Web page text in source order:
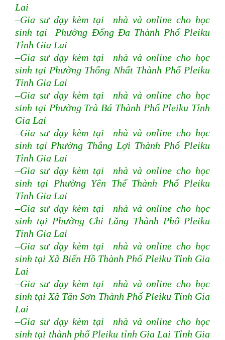
Lai
–Gia sư dạy kèm tại nhà và online cho học
sinh tại Phường Đống Đa Thành Phố Pleiku
Tỉnh Gia Lai
–Gia sư dạy kèm tại nhà và online cho học
sinh tại Phường Thống Nhất Thành Phố Pleiku
Tỉnh Gia Lai
–Gia sư dạy kèm tại nhà và online cho học
sinh tại Phường Trà Bá Thành Phố Pleiku Tỉnh
Gia Lai
–Gia sư dạy kèm tại nhà và online cho học
sinh tại Phường Thắng Lợi Thành Phố Pleiku
Tỉnh Gia Lai
–Gia sư dạy kèm tại nhà và online cho học
sinh tại Phường Yên Thế Thành Phố Pleiku
Tỉnh Gia Lai
–Gia sư dạy kèm tại nhà và online cho học
sinh tại Phường Chi Lăng Thành Phố Pleiku
Tỉnh Gia Lai
–Gia sư dạy kèm tại nhà và online cho học
sinh tại Xã Biển Hồ Thành Phố Pleiku Tỉnh Gia
Lai
–Gia sư dạy kèm tại nhà và online cho học
sinh tại Xã Tân Sơn Thành Phố Pleiku Tỉnh Gia
Lai
–Gia sư dạy kèm tại nhà và online cho học
sinh tại thành phố Pleiku tỉnh Gia Lai Tỉnh Gia